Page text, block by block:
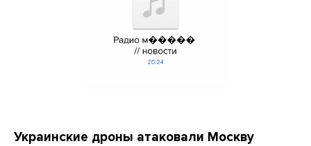
Украинские дроны атаковали Москву